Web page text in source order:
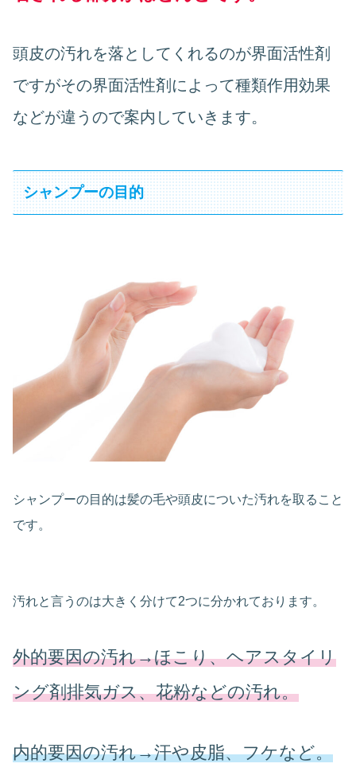
頭皮の汚れを落としてくれるのが界面活性剤
ですがその界面活性剤によって種類作用効果
などが違うので案内していきます。
シャンプーの目的
シャンプーの目的は髪の毛や頭皮についた汚れを取ること
です。
汚れと言うのは大きく分けて2つに分かれております。
外的要因の汚れ→ほこり、ヘアスタイリ
ング剤排気ガス、花粉などの汚れ。
内的要因の汚れ→汗や皮脂、フケなど。